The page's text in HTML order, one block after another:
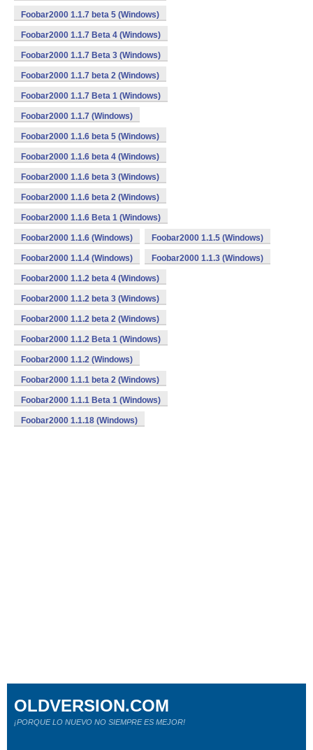
Foobar2000 1.1.7 beta 5 (Windows)
Foobar2000 1.1.7 Beta 4 (Windows)
Foobar2000 1.1.7 Beta 3 (Windows)
Foobar2000 1.1.7 beta 2 (Windows)
Foobar2000 1.1.7 Beta 1 (Windows)
Foobar2000 1.1.7 (Windows)
Foobar2000 1.1.6 beta 5 (Windows)
Foobar2000 1.1.6 beta 4 (Windows)
Foobar2000 1.1.6 beta 3 (Windows)
Foobar2000 1.1.6 beta 2 (Windows)
Foobar2000 1.1.6 Beta 1 (Windows)
Foobar2000 1.1.6 (Windows) Foobar2000 1.1.5 (Windows)
Foobar2000 1.1.4 (Windows) Foobar2000 1.1.3 (Windows)
Foobar2000 1.1.2 beta 4 (Windows)
Foobar2000 1.1.2 beta 3 (Windows)
Foobar2000 1.1.2 beta 2 (Windows)
Foobar2000 1.1.2 Beta 1 (Windows)
Foobar2000 1.1.2 (Windows)
Foobar2000 1.1.1 beta 2 (Windows)
Foobar2000 1.1.1 Beta 1 (Windows)
Foobar2000 1.1.18 (Windows)
OLDVERSION.COM
¡PORQUE LO NUEVO NO SIEMPRE ES MEJOR!